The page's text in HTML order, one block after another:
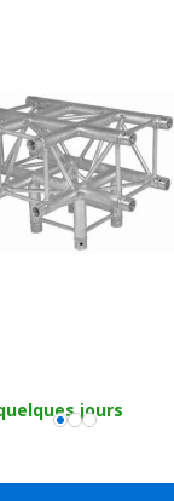
jours